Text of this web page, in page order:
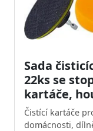
Sada
22ks se
kartáče,
Čistící kartáče
domácnosti,